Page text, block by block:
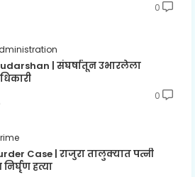
0
| संघर्षातून उभारलेला
0
Case | राजुरा तालुक्यात पत्नी
हत्या